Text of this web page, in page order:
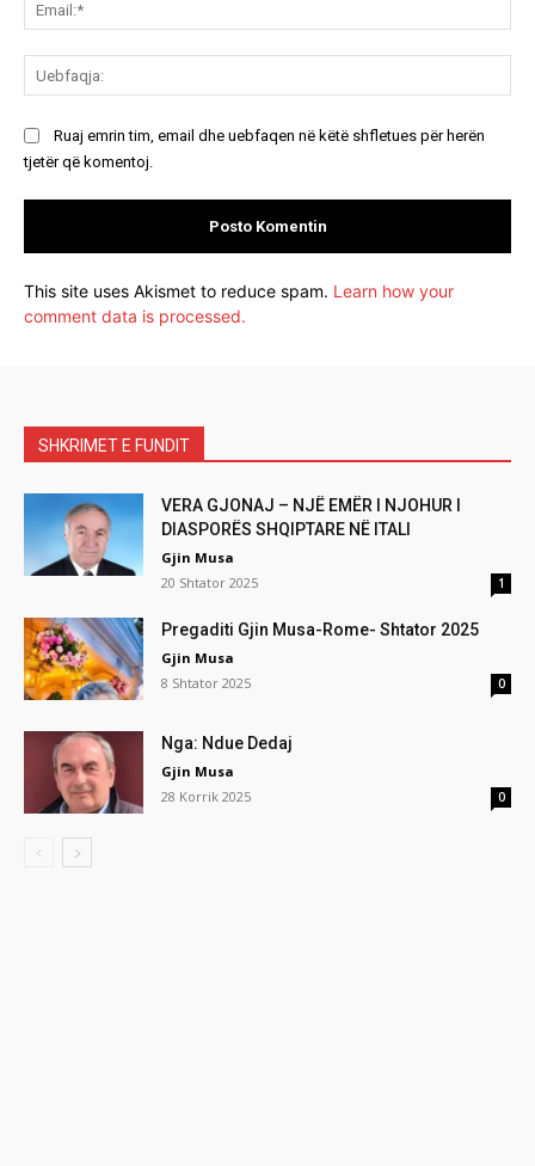
Ruaj emrin tim, email dhe uebfaqen në këtë shfletues për herën
tjetër që komentoj.
This site uses Akismet to reduce spam. Learn how your
comment data is processed.
SHKRIMET E FUNDIT
VERA GJONAJ – NJË EMËR I NJOHUR I
DIASPORËS SHQIPTARE NË ITALI
Gjin Musa
20 Shtator 2025
1
Pregaditi Gjin Musa-Rome- Shtator 2025
Gjin Musa
8 Shtator 2025
0
Nga: Ndue Dedaj
Gjin Musa
28 Korrik 2025
0